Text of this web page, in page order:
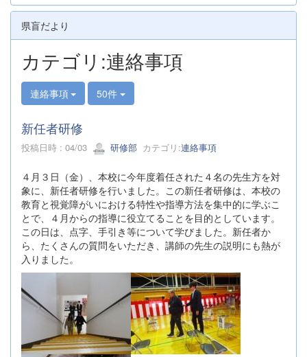
県盲だより
カテゴリ:連絡事項
連絡事項 50件
新任者研修
投稿日時 : 04/03 研修部 カテゴリ:連絡事項
４月３日（金）、本校に今年度着任された４名の先生方を対
象に、新任者研修を行いました。この新任者研修は、本校の
教育と視覚障がいにおける特性や指導方法を集中的に学ぶこ
とで、４月からの指導に役立てることを目的としています。
この日は、点字、手引き等について学びました。新任者か
ら、たくさんの質問をいただき、講師の先生の説明にも熱が
入りました。